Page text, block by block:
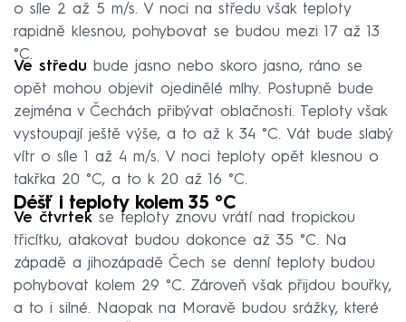
o síle 2 až 5 m/s. V noci na středu však teploty
rapidně klesnou, pohybovat se budou mezi 17 až 13
°C.
Ve středu bude jasno nebo skoro jasno, ráno se
opět mohou objevit ojedinělé mlhy. Postupně bude
zejména v Čechách přibývat oblačnosti. Teploty však
vystoupají ještě výše, a to až k 34 °C. Vát bude slabý
vítr o síle 1 až 4 m/s. V noci teploty opět klesnou o
takřka 20 °C, a to k 20 až 16 °C.
Déšť i teploty kolem 35 °C
Ve čtvrtek se teploty znovu vrátí nad tropickou
třicítku, atakovat budou dokonce až 35 °C. Na
západě a jihozápadě Čech se denní teploty budou
pohybovat kolem 29 °C. Zároveň však přijdou bouřky,
a to i silné. Naopak na Moravě budou srážky, které